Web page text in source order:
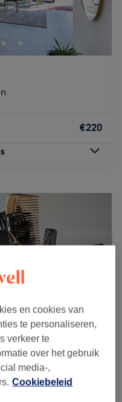
€220
10:00
10:00
13:00
10:00–18:00
Deze salon staat
en
aan zijn klanten.
Antwerpen
en cookies van
te personaliseren,
verkeer te
over het gebruik
media-,
Cookiebeleid